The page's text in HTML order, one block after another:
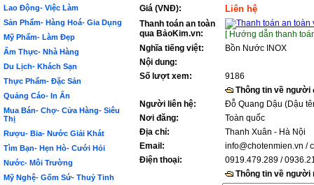
Lao Động- Việc Làm
Sản Phẩm- Hàng Hoá- Gia Dụng
Mỹ Phẩm- Làm Đẹp
Ẩm Thực- Nhà Hàng
Du Lịch- Khách Sạn
Thực Phẩm- Đặc Sản
Quảng Cáo- In Ấn
Mua Bán- Chợ- Cửa Hàng- Siêu
Thị
Rượu- Bia- Nước Giải Khát
Tìm Bạn- Hẹn Hò- Cưới Hỏi
Nước- Môi Trường
Mỹ Nghệ- Gốm Sứ- Thuỷ Tinh
Giá (VNĐ):
Liên hệ
Thanh toán an toàn
qua BảoKim.vn:
[ Hướng dẫn thanh
Nghĩa tiếng việt:
Bồn Nước INOX
Nội dung:
Số lượt xem:
9186
Thông tin về người
Người liên hệ:
Đỗ Quang Dậu (Dậu
Nơi đăng:
Toàn quốc
Địa chỉ:
Thanh Xuân - Hà Nội
Email:
info@chotenmien.vn /
Điện thoại:
0919.479.289 /
Thông tin về người